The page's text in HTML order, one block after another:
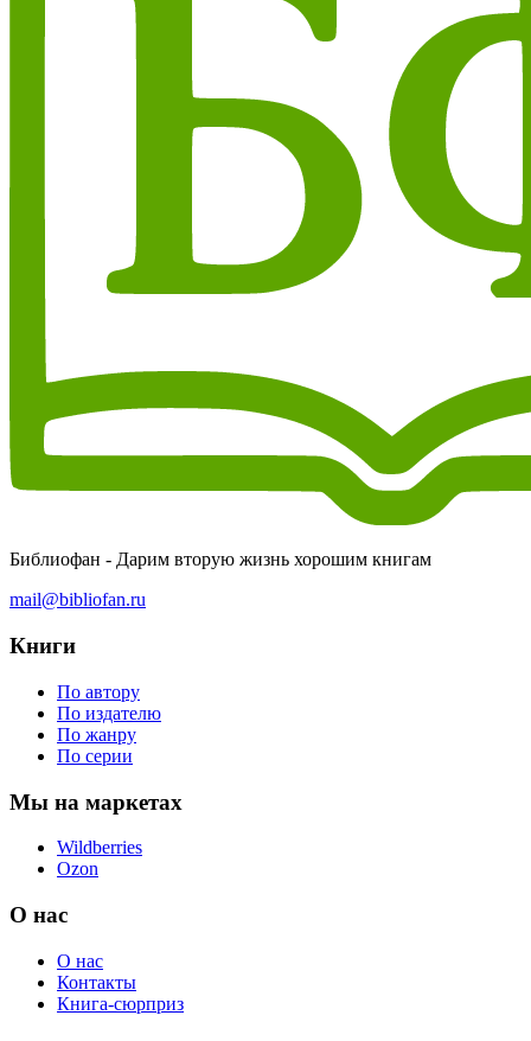
Библиофан - Дарим вторую жизнь хорошим книгам
mail@bibliofan.ru
Книги
По автору
По издателю
По жанру
По серии
Мы на маркетах
Wildberries
Ozon
О нас
О нас
Контакты
Книга-сюрприз